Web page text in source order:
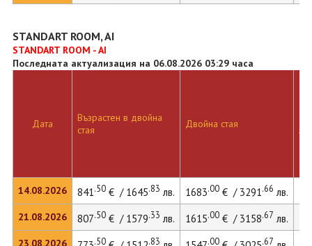
STANDART ROOM, AI
STANDART ROOM - AI
Последната актуализация на 06.08.2026 03:29 часа
Дата
14.08.2026
21.08.2026
23.08.2026
Възрастен в двойна
стая
Двойна стая
841.50€ / 1645.83 лв. 1683.00€ / 3291.66 лв.
807.50€ / 1579.33 лв. 1615.00€ / 3158.67 лв.
.50 .83 .00 .67